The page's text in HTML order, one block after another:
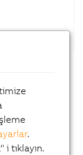
.
tıklayın.